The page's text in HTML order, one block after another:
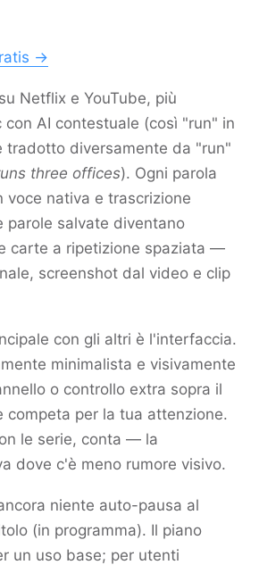
→
Netflix e YouTube, più
AI contestuale (così "run" in
tradotto diversamente da "run"
three offices). Ogni parola
voce nativa e trascrizione
parole salvate diventano
carte a ripetizione spaziata —
screenshot dal video e clip
con gli altri è l'interfaccia.
minimalista e visivamente
o controllo extra sopra il
competa per la tua attenzione.
le serie, conta — la
dove c'è meno rumore visivo.
niente auto-pausa al
(in programma). Il piano
un uso base; per utenti